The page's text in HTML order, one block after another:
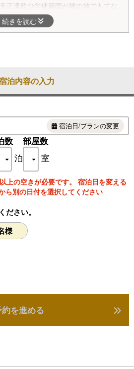
正遣欧少年使節団が彼の地でもてな
らではの丁寧なひと皿に仕上げまし
には特別料理「地鶏・天草大王の石焼
ます！
したり、デザートにパフェを追加し
草大王に変更したり、天草黒牛に変更
地魚懐石料理プランも好評です！
み合わせてご予約くださいませ！
できます！
3,000円
草大王の塩焼きや唐揚げ（各1人前
？
続きを読む
泊内容の入力
宿泊日/プランの変更
数
泊
部屋数
室
上の空きが必要です。 宿泊日を変える
ら別の日付を選択してください
ださい。
様
を進める